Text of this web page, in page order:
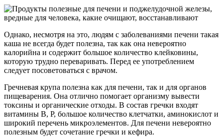
Однако, несмотря на это, людям с заболеваниями печени такая
каша не всегда будет полезна, так как она невероятно
калорийна и содержит большое количество клейковины,
которую трудно переваривать. Перед ее употреблением
следует посоветоваться с врачом.
Гречневая крупа полезна как для печени, так и для органов
пищеварения. Она отлично помогает организму вывести
токсины и органические отходы. В состав гречки входят
витамины В, Р, большое количество клетчатки, аминокислот и
широкий перечень микроэлементов. Для печени невероятно
полезным будет сочетание гречки и кефира.